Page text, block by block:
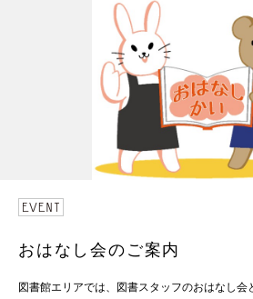
おはなし会のご案内
図書館エリアでは、図書スタッフのおはなし会